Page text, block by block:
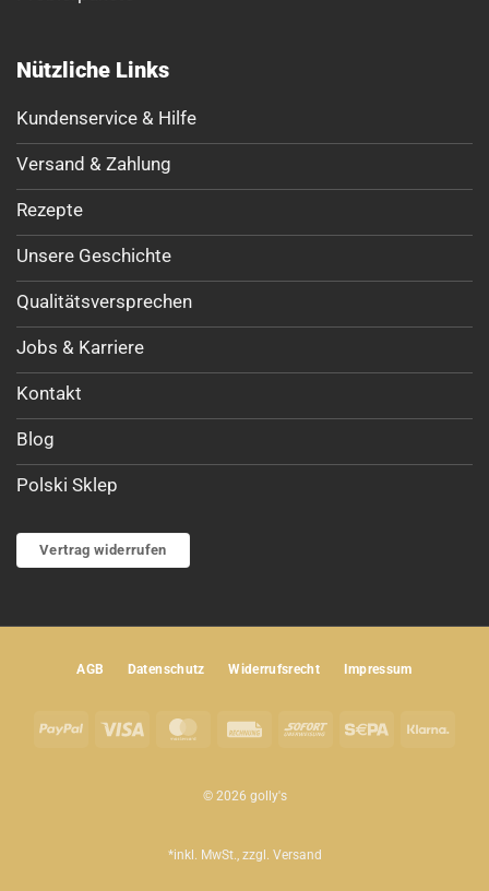
Nützliche Links
Kundenservice & Hilfe
Versand & Zahlung
Rezepte
Unsere Geschichte
Qualitätsversprechen
Jobs & Karriere
Kontakt
Blog
Polski Sklep
Vertrag widerrufen
AGB Datenschutz Widerrufsrecht Impressum
PayPal Visa MasterCardRechungSofort Sepa
© 2026 golly's
*inkl. MwSt., zzgl. Versand